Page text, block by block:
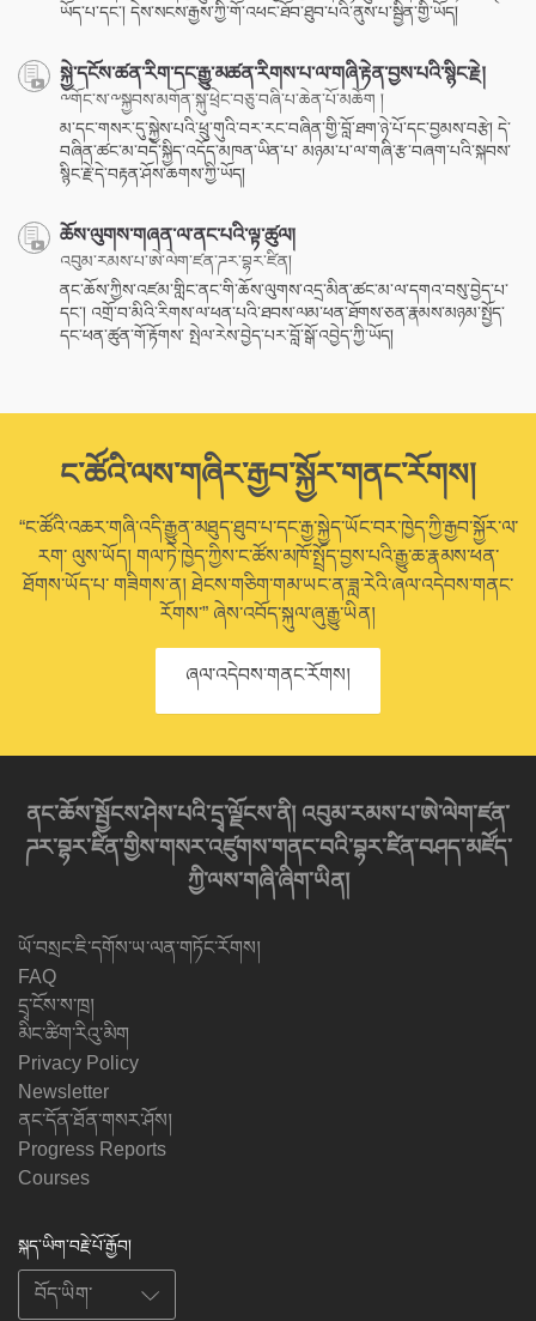
ཡོད་པ་དང་། དེས་སངས་རྒྱས་ཀྱི་གོ་འཕང་ཐོབ་ཐུབ་པའི་ནུས་པ་སྦྱིན་གྱི་ཡོད།
སྐྱེ་དངོས་ཚན་རིག་དང་རྒྱུ་མཚན་རིགས་པ་ལ་གཞི་རྟེན་བྱས་པའི་སྙིང་རྗེ།
༸གོང་ས་༸སྐྱབས་མགོན་སྐུ་ཕྲེང་བཅུ་བཞི་པ་ཆེན་པོ་མཆོག །
མ་དང་གསར་དུ་སྐྱེས་པའི་ཕྲུ་གུའི་བར་རང་བཞིན་གྱི་བློ་ཐག་ཉེ་པོ་དང་བྱམས་བརྩེ། དེ་
བཞིན་ཚང་མ་བདེ་སྐྱིད་འདོད་མཁན་ཡིན་པ་ མཉམ་པ་ལ་གཞི་རྩ་བཞག་པའི་སྐབས་
སྙིང་རྗེ་དེ་བརྟན་ཤོས་ཆགས་ཀྱི་ཡོད།
ཆོས་ལུགས་གཞན་ལ་ནང་པའི་ལྟ་ཚུལ།
འབུམ་རམས་པ་ཨེ་ལེག་ཛན་ཌར་བྷར་ཛིན།
ནང་ཆོས་ཀྱིས་འཛམ་གླིང་ནང་གི་ཆོས་ལུགས་འདྲ་མིན་ཚང་མ་ལ་དགའ་བསུ་བྱེད་པ་
དང་། འགྲོ་བ་མིའི་རིགས་ལ་ཕན་པའི་ཐབས་ལམ་ཕན་ཐོགས་ཅན་རྣམས་མཉམ་སྤྱོད་
དང་ཕན་ཚུན་གོ་རྟོགས་ སྤེལ་རེས་བྱེད་པར་བློ་སྒོ་འབྱེད་ཀྱི་ཡོད།
ང་ཚོའི་ལས་གཞིར་རྒྱབ་སྐྱོར་གནང་རོགས།
“ང་ཚོའི་འཆར་གཞི་འདི་རྒྱུན་མཐུད་ཐུབ་པ་དང་རྒྱ་སྐྱེད་ཡོང་བར་ཁྱེད་ཀྱི་རྒྱབ་སྐྱོར་ལ་
རག་ ལུས་ཡོད། གལ་ཏེ་ཁྱེད་ཀྱིས་ང་ཚོས་མཁོ་སྤྲོད་བྱས་པའི་རྒྱུ་ཆ་རྣམས་ཕན་
ཐོགས་ཡོད་པ་ གཟིགས་ན། ཐེངས་གཅིག་གམ་ཡང་ན་ཟླ་རེའི་ཞལ་འདེབས་གནང་
རོགས་” ཞེས་འབོད་སྐུལ་ཞུ་རྒྱུ་ཡིན།
ཞལ་འདེབས་གནང་རོགས།
ནང་ཆོས་སྦྱོངས་ཤེས་པའི་དྲྭ་ལྗོངས་ནི། འབུམ་རམས་པ་ཨེ་ལེག་ཛན་
ཌར་བྷར་ཛིན་གྱིས་གསར་འཛུགས་གནང་བའི་བྷར་ཛིན་བཤད་མཛོད་
ཀྱི་ལས་གཞི་ཞིག་ཡིན།
ཡོ་བསྲང་ཇི་དགོས་ཡ་ལན་གཏོང་རོགས།
FAQ
དྲྭ་ངོས་ས་ཁྲ།
མིང་ཚིག་རིའུ་མིག
Privacy Policy
Newsletter
ནང་དོན་ཐོན་གསར་ཤོས།
Progress Reports
Courses
སྐད་ཡིག་བརྗེ་པོ་རྒྱོབ།